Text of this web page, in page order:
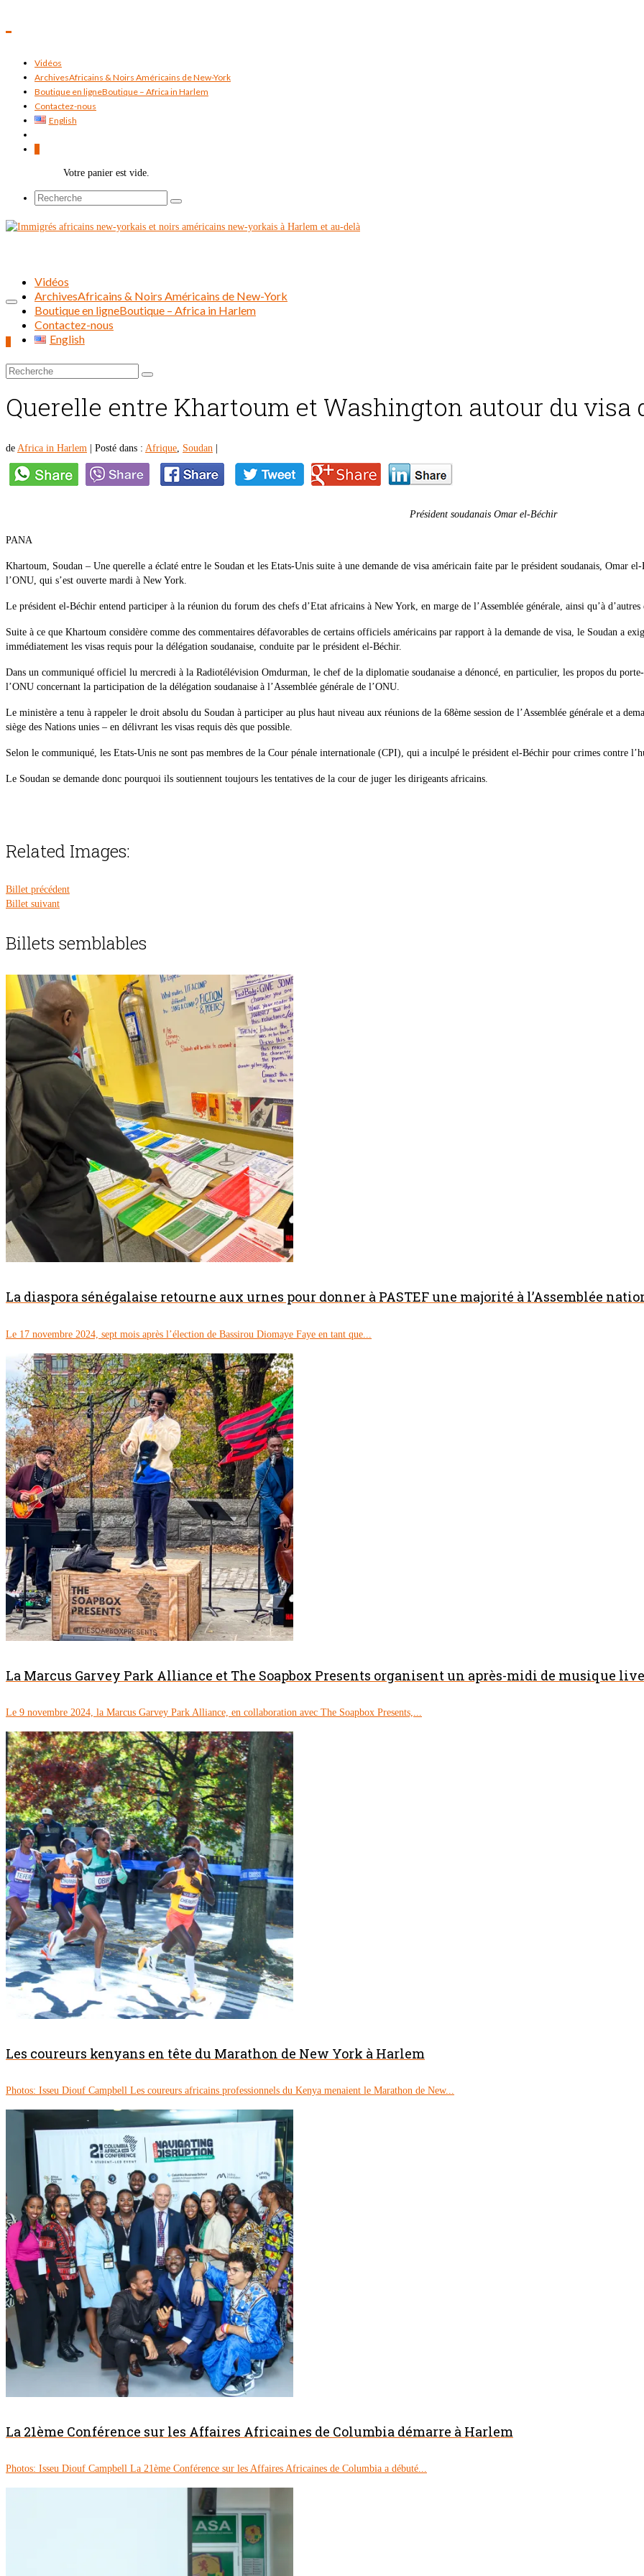
Vidéos
ArchivesAfricains & Noirs Américains de New-York
Boutique en ligneBoutique – Africa in Harlem
Contactez-nous
English
Votre panier est vide.
Rechercher :
Rechercher :
Vidéos
ArchivesAfricains & Noirs Américains de New-York
Boutique en ligneBoutique – Africa in Harlem
Contactez-nous
English
Querelle entre Khartoum et Washington autour du visa
de Africa in Harlem Posté dans : Afrique, Soudan
Président soudanais Omar el-Béchir
PANA
Khartoum, Soudan – Une querelle a éclaté entre le Soudan et les Etats-Unis suite à une demande de visa américain faite par le président soudanais, Omar
l’ONU, qui s’est ouverte mardi à New York.
Le président el-Béchir entend participer à la réunion du forum des chefs d’Etat africains à New York, en marge de l’Assemblée générale, ainsi qu’à d’autres
Suite à ce que Khartoum considère comme des commentaires défavorables de certains officiels américains par rapport à la demande de visa, le Soudan a
immédiatement les visas requis pour la délégation soudanaise, conduite par le président el-Béchir.
Dans un communiqué officiel lu mercredi à la Radiotélévision Omdurman, le chef de la diplomatie soudanaise a dénoncé, en particulier, les propos du
l’ONU concernant la participation de la délégation soudanaise à l’Assemblée générale de l’ONU.
Le ministère a tenu à rappeler le droit absolu du Soudan à participer au plus haut niveau aux réunions de la 68ème session de l’Assemblée générale et a
siège des Nations unies – en délivrant les visas requis dès que possible.
Selon le communiqué, les Etats-Unis ne sont pas membres de la Cour pénale internationale (CPI), qui a inculpé le président el-Béchir pour crimes contre
Le Soudan se demande donc pourquoi ils soutiennent toujours les tentatives de la cour de juger les dirigeants africains.
Related Images:
Billet précédent
Billet suivant
Billets semblables
La diaspora sénégalaise retourne aux urnes pour donner à PASTEF une majorité à l’Assemblée
Le 17 novembre 2024, sept mois après l’élection de Bassirou Diomaye Faye en tant que...
La Marcus Garvey Park Alliance et The Soapbox Presents organisent un après-midi de musique
Le 9 novembre 2024, la Marcus Garvey Park Alliance, en collaboration avec The Soapbox Presents,...
Les coureurs kenyans en tête du Marathon de New York à Harlem
Photos: Isseu Diouf Campbell Les coureurs africains professionnels du Kenya menaient le Marathon de New...
La 21ème Conférence sur les Affaires Africaines de Columbia démarre à Harlem
Photos: Isseu Diouf Campbell La 21ème Conférence sur les Affaires Africaines de Columbia a débuté...